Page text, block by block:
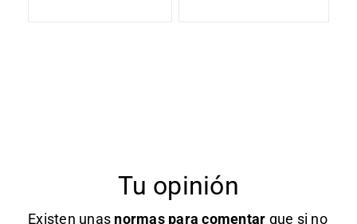
Tu opinión
Existen unas normas para comentar que si no